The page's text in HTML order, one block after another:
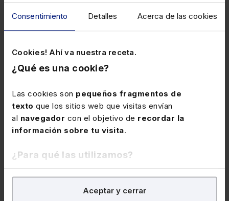
Consentimiento Detalles Acerca de las cookies
Cookies! Ahí va nuestra receta.
¿Qué es una cookie?
Las cookies son pequeños fragmentos de
texto que los sitios web que visitas envían
al navegador con el objetivo de recordar la
información sobre tu visita.
¿Para qué las utilizamos?
En Lefebvre utilizamos las cookies confines
para tratar demejorar tu experiencia
Aceptar y cerrar
Subsidio asistencial
Capítulo 4. Extinción del contrato y sanciones
Causas consignadas en el contrato
Despido colectivo
Despido disciplinario
Supuestos
Prueba del incumplimiento
Efectos
Despido objetivo